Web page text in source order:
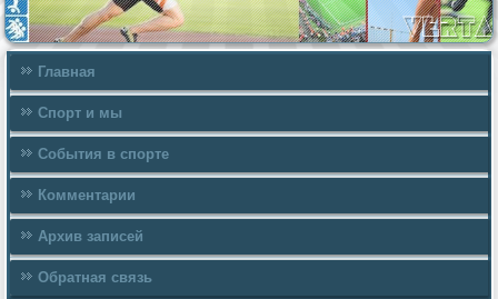
Главная
Спорт и мы
События в спорте
Комментарии
Архив записей
Обратная связь